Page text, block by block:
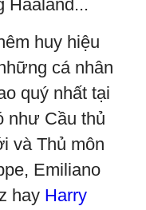
Haaland...
huy hiệu
cá nhân
quý nhất tại
như Cầu thủ
và Thủ môn
Emiliano
hay Harry